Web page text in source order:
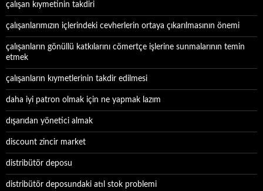
çalışan kıymetinin takdiri
çalışanlarımızın içlerindeki cevherlerin ortaya çıkarılmasının önemi
çalışanların gönüllü katkılarını cömertçe işlerine sunmalarının temin
etmek
çalışanların kıymetlerinin takdir edilmesi
daha iyi patron olmak için ne yapmak lazım
dışarıdan yönetici almak
discount zincir market
distribütör deposu
distribütör deposundaki atıl stok problemi